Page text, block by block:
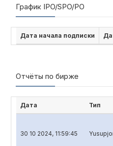
График IPO/SPO/PO
Дата начала подписки
Отчёты по бирже
Дата Тип
30 10 2024, 11:59:45